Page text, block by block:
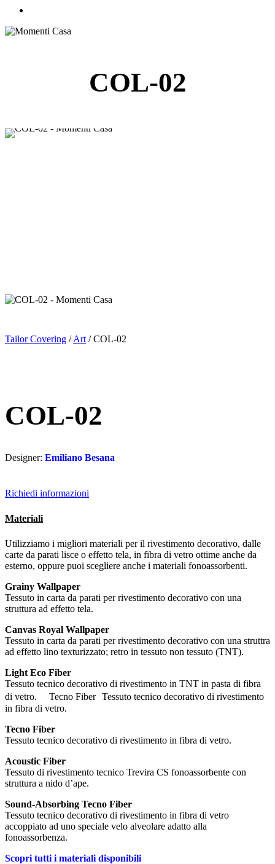
COL-02
Tailor Covering /Art / COL-02
COL-02
Designer: Emiliano Besana
Richiedi informazioni
Materiali
Utilizziamo i migliori materiali per il rivestimento decorativo, dalle
carte da parati lisce o effetto tela, in fibra di vetro ottime anche da
esterno, oppure puoi scegliere anche i materiali fonoassorbenti.
Grainy Wallpaper
Tessuto in carta da parati per rivestimento decorativo con una
struttura ad effetto tela.
Canvas Royal Wallpaper
Tessuto in carta da parati per rivestimento decorativo con una struttra
ad effetto lino texturizzato; retro in tessuto non tessuto (TNT).
Light Eco Fiber
Tessuto tecnico decorativo di rivestimento in TNT in pasta di fibra
di vetro. Tecno Fiber Tessuto tecnico decorativo di rivestimento
in fibra di vetro.
Tecno Fiber
Tessuto tecnico decorativo di rivestimento in fibra di vetro.
Acoustic Fiber
Tessuto di rivestimento tecnico Trevira CS fonoassorbente con
struttura a nido d’ape.
Sound-Absorbing Tecno Fiber
Tessuto tecnico decorativo di rivestimento in fibra di vetro
accoppiato ad uno speciale velo alveolare adatto alla
fonoassorbenza.
Scopri tutti i materiali disponibili